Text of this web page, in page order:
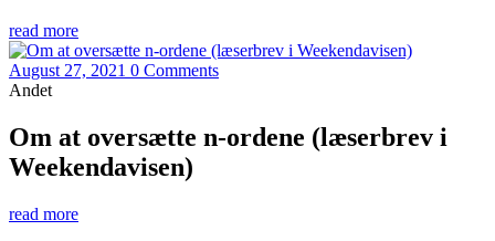
read more
August 27, 2021 0 Comments
Andet
Om at oversætte n-ordene (læserbrev i
Weekendavisen)
read more